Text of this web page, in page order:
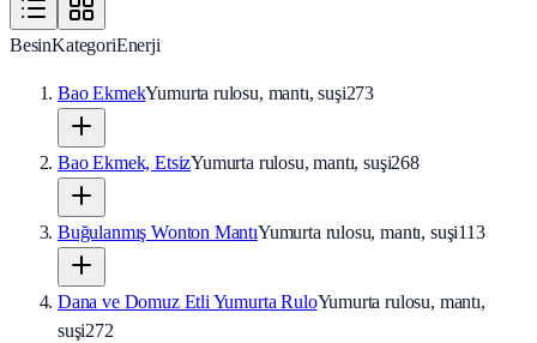
BesinKategoriEnerji
Bao EkmekYumurta rulosu, mantı, suşi273
Bao Ekmek, EtsizYumurta rulosu, mantı, suşi268
Buğulanmış Wonton MantıYumurta rulosu, mantı, suşi113
Dana ve Domuz Etli Yumurta RuloYumurta rulosu, mantı,
suşi272